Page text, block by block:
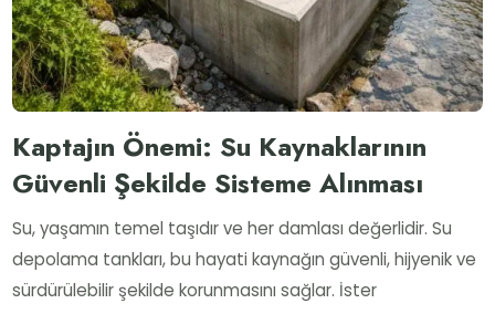
Kaptajın Önemi: Su Kaynaklarının
Güvenli Şekilde Sisteme Alınması
Su, yaşamın temel taşıdır ve her damlası değerlidir. Su
depolama tankları, bu hayati kaynağın güvenli, hijyenik ve
sürdürülebilir şekilde korunmasını sağlar. İster